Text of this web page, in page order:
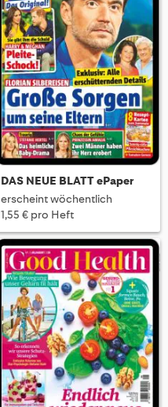
DAS NEUE BLATT ePaper
erscheint wöchentlich
1,55 € pro Heft